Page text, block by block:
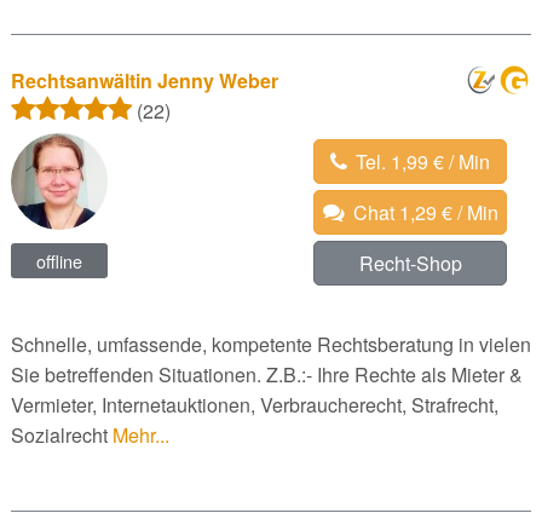
Rechtsanwältin Jenny Weber
(22)
offline
Tel. 1,99 € / Min
Chat 1,29 € / Min
Recht-Shop
Schnelle, umfassende, kompetente Rechtsberatung in vielen
Sie betreffenden Situationen. Z.B.:- Ihre Rechte als Mieter &
Vermieter, Internetauktionen, Verbraucherecht, Strafrecht,
Sozialrecht Mehr...